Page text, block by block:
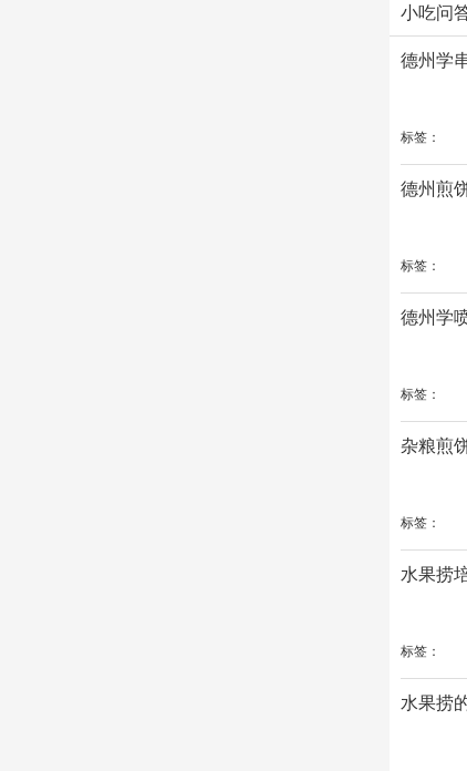
小吃问
德州学
标签：
德州煎
标签：
德州学
标签：
杂粮煎
标签：
水果捞
标签：
水果捞